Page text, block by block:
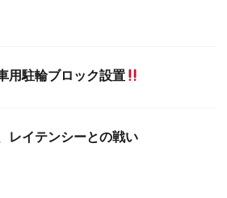
用駐輪ブロック設置
レイテンシーとの戦い